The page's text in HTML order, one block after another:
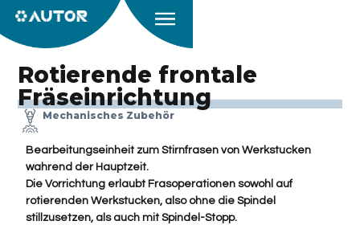
Rotierende frontale
Fräseinrichtung
Mechanisches Zubehör
Bearbeitungseinheit zum Stirnfrasen von Werkstucken
wahrend der Hauptzeit.
Die Vorrichtung erlaubt Frasoperationen sowohl auf
rotierenden Werkstucken, also ohne die Spindel
stillzusetzen, als auch mit Spindel-Stopp.